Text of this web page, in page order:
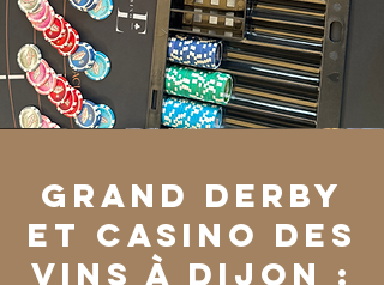
Grand Derby
et Casino des
Vins à Dijon :